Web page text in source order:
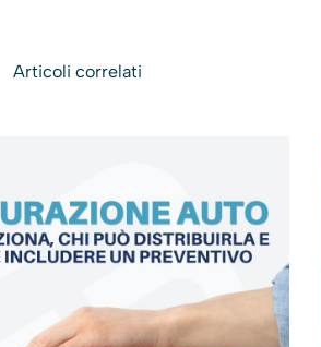
Articoli correlati